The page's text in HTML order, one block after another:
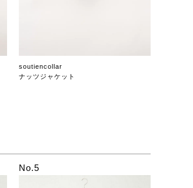
soutiencollar
ナッツジャケット
No.5